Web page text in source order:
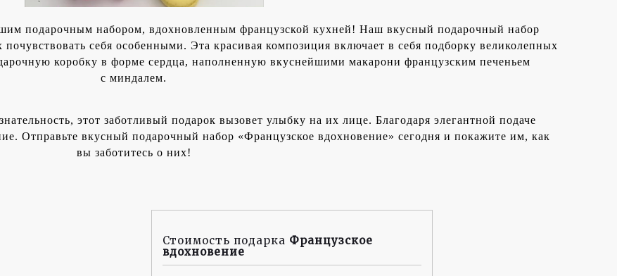
подарочным набором, вдохновленным французской кухней! Наш вкусный подарочный набор
почувствовать себя особенными. Эта красивая композиция включает в себя подборку великолепных
коробку в форме сердца, наполненную вкуснейшими макарони французским печеньем
с миндалем.
этот заботливый подарок вызовет улыбку на их лице. Благодаря элегантной подаче
Отправьте вкусный подарочный набор «Французское вдохновение» сегодня и покажите им, как
вы заботитесь о них!
Стоимость подарка Французское
вдохновение